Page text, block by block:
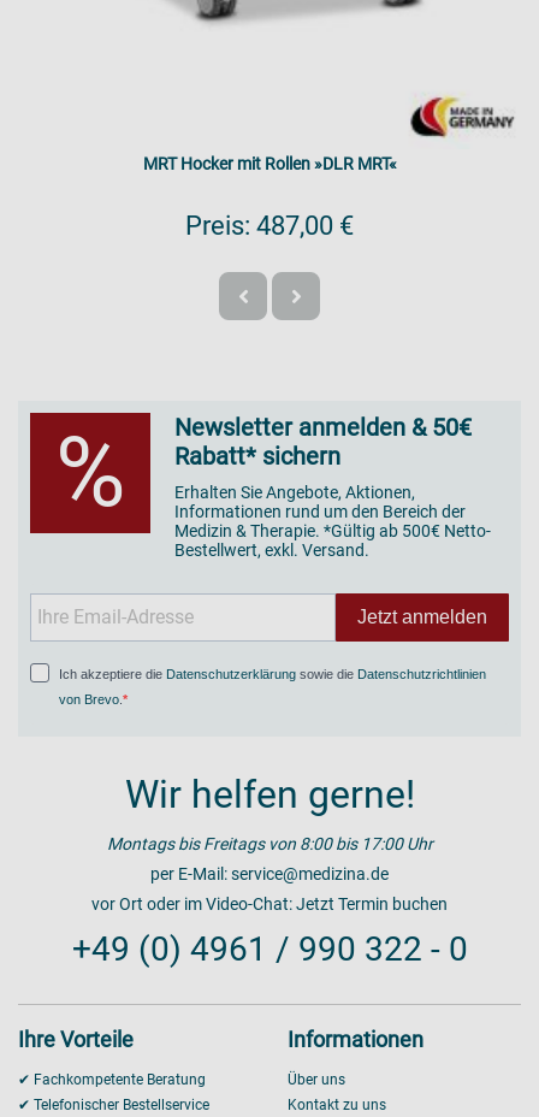
MRT Hocker mit Rollen »DLR MRT«
Preis: 487,00 €
%
Newsletter anmelden & 50€
Rabatt* sichern
Erhalten Sie Angebote, Aktionen,
Informationen rund um den Bereich der
Medizin & Therapie. *Gültig ab 500€ Netto-
Bestellwert, exkl. Versand.
Jetzt anmelden
Ich akzeptiere die Datenschutzerklärung sowie die Datenschutzrichtlinien
von Brevo
Wir helfen gerne!
Montags bis Freitags von 8:00 bis 17:00 Uhr
per E-Mail:service@medizina.de
vor Ort oder im Video-Chat:Jetzt Termin buchen
+49 (0) 4961 / 990 322 - 0
Ihre Vorteile
✔ Fachkompetente Beratung
✔ Telefonischer Bestellservice
Informationen
Über uns
Kontakt zu uns